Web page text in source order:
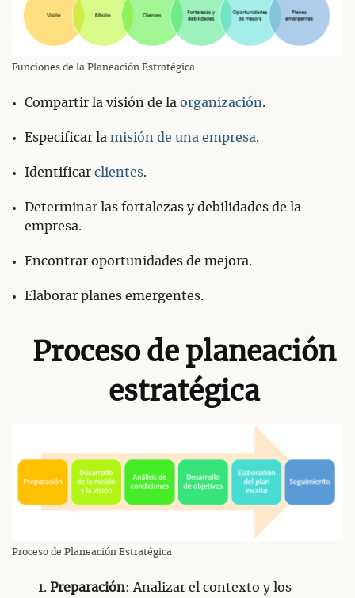
Funciones de la Planeación Estratégica
Compartir la visión de la organización.
Especificar la misión de una empresa.
Identificar clientes.
Determinar las fortalezas y debilidades de la
empresa.
Encontrar oportunidades de mejora.
Elaborar planes emergentes.
Proceso de planeación
estratégica
Proceso de Planeación Estratégica
Preparación: Analizar el contexto y los